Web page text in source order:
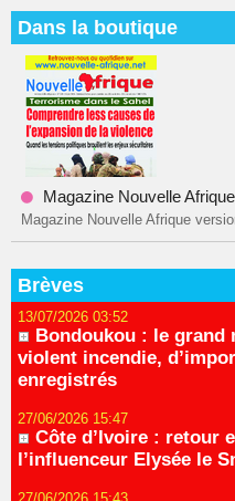
Dans la boutique
Magazine Nouvelle
Magazine Nouvelle Afrique
Brèves
13/07/2026 03:52
Bondoukou : le grand
violent incendie,
enregistrés
27/06/2026 15:47
Côte d’Ivoire : retour
l’influenceur Elysée le